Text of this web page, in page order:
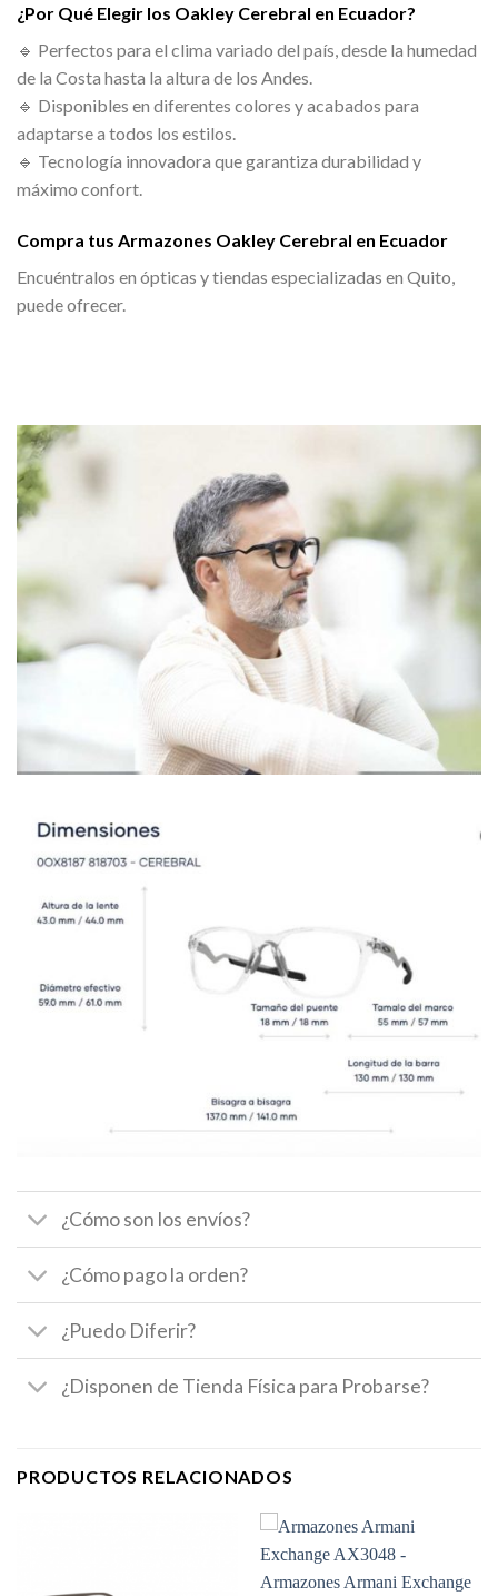
¿Por Qué Elegir los Oakley Cerebral en Ecuador?
🔹 Perfectos para el clima variado del país, desde la humedad
de la Costa hasta la altura de los Andes.
🔹 Disponibles en diferentes colores y acabados para
adaptarse a todos los estilos.
🔹 Tecnología innovadora que garantiza durabilidad y
máximo confort.
Compra tus Armazones Oakley Cerebral en Ecuador
Encuéntralos en ópticas y tiendas especializadas en Quito,
puede ofrecer.
¿Cómo son los envíos?
¿Cómo pago la orden?
¿Puedo Diferir?
¿Disponen de Tienda Física para Probarse?
PRODUCTOS RELACIONADOS